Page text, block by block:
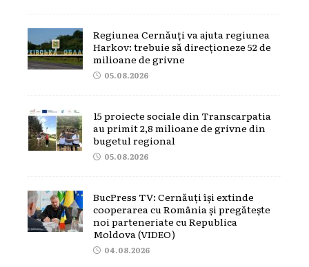
Regiunea Cernăuți va ajuta regiunea
Harkov: trebuie să direcționeze 52 de
milioane de grivne
05.08.2026
15 proiecte sociale din Transcarpatia
au primit 2,8 milioane de grivne din
bugetul regional
05.08.2026
BucPress TV: Cernăuți își extinde
cooperarea cu România și pregătește
noi parteneriate cu Republica
Moldova (VIDEO)
04.08.2026